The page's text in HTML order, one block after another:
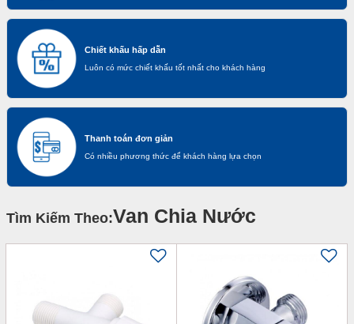
Chiết khấu hấp dẫn
Luôn có mức chiết khấu tốt nhất cho khách hàng
Thanh toán đơn giản
Có nhiều phương thức để khách hàng lựa chọn
Tìm Kiếm Theo:Van Chia Nước